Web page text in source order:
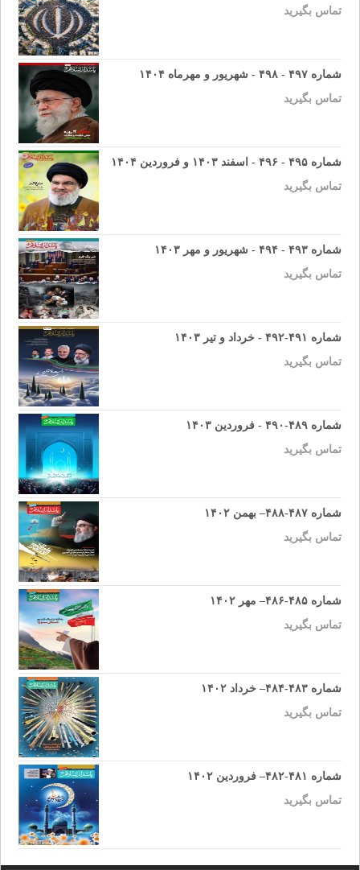
تماس بگیرید
شماره ۴۹۷ - ۴۹۸ - شهریور و مهرماه ۱۴۰۴
تماس بگیرید
شماره ۴۹۵ - ۴۹۶ - اسفند ۱۴۰۳ و فروردین ۱۴۰۴
تماس بگیرید
شماره ۴۹۳ - ۴۹۴ - شهریور و مهر ۱۴۰۳
تماس بگیرید
شماره ۴۹۱-۴۹۲ - خرداد و تیر ۱۴۰۳
تماس بگیرید
شماره ۴۸۹-۴۹۰ - فروردین ۱۴۰۳
تماس بگیرید
شماره ۴۸۷-۴۸۸– بهمن ۱۴۰۲
تماس بگیرید
شماره ۴۸۵-۴۸۶– مهر ۱۴۰۲
تماس بگیرید
شماره ۴۸۳-۴۸۴– خرداد ۱۴۰۲
تماس بگیرید
شماره ۴۸۱-۴۸۲– فروردین ۱۴۰۲
تماس بگیرید